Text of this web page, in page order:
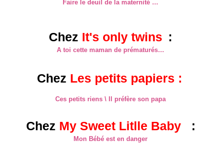
Faire le deuil de la maternité …
Chez It's only twins :
A toi cette maman de prématurés…
Chez Les petits papiers :
Ces petits riens \ Il préfère son papa
Chez My Sweet Litlle Baby :
Mon Bébé est en danger